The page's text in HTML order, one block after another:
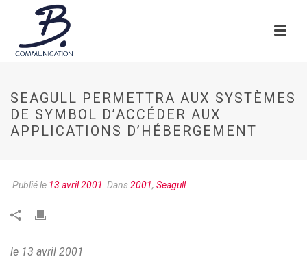
SEAGULL PERMETTRA AUX SYSTÈMES
DE SYMBOL D’ACCÉDER AUX
APPLICATIONS D’HÉBERGEMENT
Publié le 13 avril 2001 Dans2001, Seagull
le 13 avril 2001